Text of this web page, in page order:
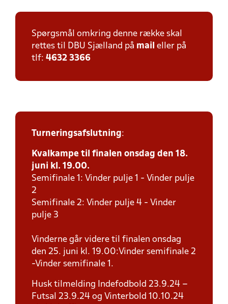
Spørgsmål omkring denne række skal
rettes til DBU Sjælland på mail eller på
tlf: 4632 3366
Turneringsafslutning:
Kvalkampe til finalen onsdag den 18.
juni kl. 19.00.
Semifinale 1: Vinder pulje 1 - Vinder pulje
2
Semifinale 2: Vinder pulje 4 - Vinder
pulje 3
Vinderne går videre til finalen onsdag
den 25. juni kl. 19.00:Vinder semifinale 2
-Vinder semifinale 1.
Husk tilmelding Indefodbold 23.9.24 –
Futsal 23.9.24 og Vinterbold 10.10.24